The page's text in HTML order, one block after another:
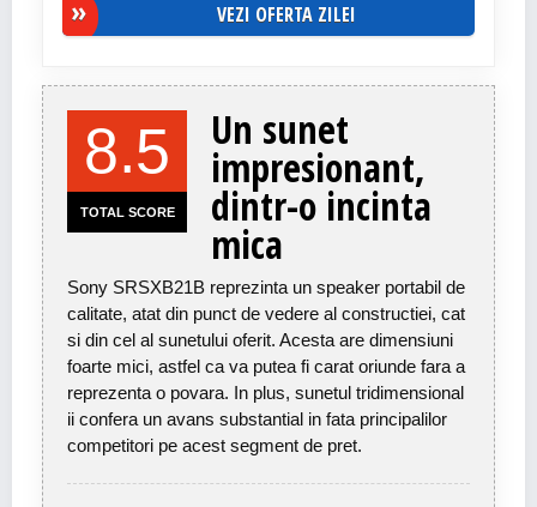
VEZI OFERTA ZILEI
8.5
TOTAL SCORE
Un sunet
impresionant,
dintr-o incinta
mica
Sony SRSXB21B reprezinta un speaker portabil de
calitate, atat din punct de vedere al constructiei, cat
si din cel al sunetului oferit. Acesta are dimensiuni
foarte mici, astfel ca va putea fi carat oriunde fara a
reprezenta o povara. In plus, sunetul tridimensional
ii confera un avans substantial in fata principalilor
competitori pe acest segment de pret.